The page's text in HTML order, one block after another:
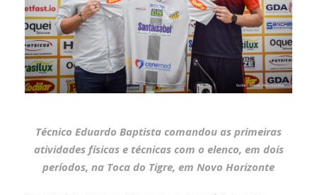
Técnico Eduardo Baptista comandou as primeiras
atividades físicas e técnicas com o elenco, em dois
períodos, na Toca do Tigre, em Novo Horizonte